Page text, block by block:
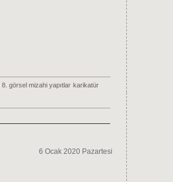
8. görsel mizahi yapıtlar karikatür
6 Ocak 2020 Pazartesi